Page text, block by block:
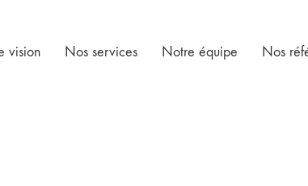
vision Nos services Notre équipe Nos